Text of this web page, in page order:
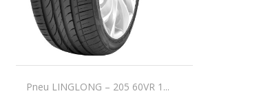
Pneu LINGLONG – 205 60VR 1...